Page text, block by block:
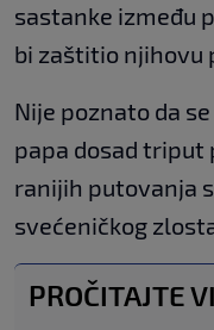
sastanke između
bi zaštitio njihovu
Nije poznato da
papa dosad triput
ranijih putovanja
svećeničkog
PROČITAJTE